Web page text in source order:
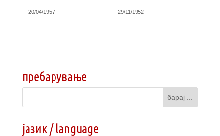
20/04/1957 29/11/1952
пребарување
јазик / language